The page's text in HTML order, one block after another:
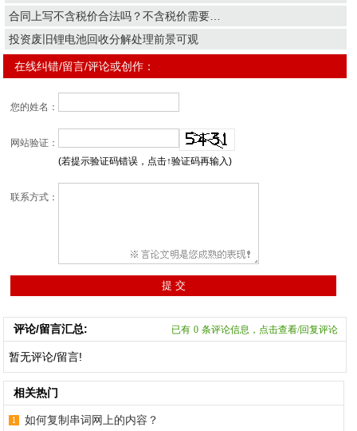
合同上写不含税价合法吗？不含税价需要…
投资废旧锂电池回收分解处理前景可观
在线纠错/留言/评论或创作：
您的姓名：
网站验证：
(若提示验证码错误，点击↑验证码再输入)
联系方式：
评论/留言汇总: 已有 0 条评论信息，点击查看/回复评论
暂无评论/留言!
相关热门
如何复制串词网上的内容？